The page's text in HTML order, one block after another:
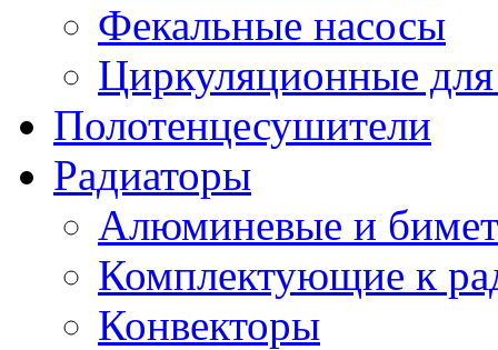
Фекальные насосы
Циркуляционные для
Полотенцесушители
Радиаторы
Алюминевые и
Комплектующие к
Конвекторы